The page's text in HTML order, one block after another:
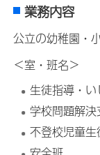
業務内容
公立の幼稚園・
＜室・班名＞
生徒指導・
学校問題解
不登校児童